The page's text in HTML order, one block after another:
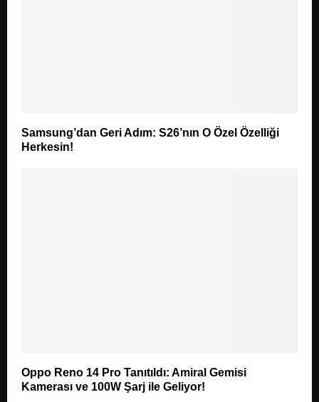
Samsung’dan Geri Adım: S26’nın O Özel Özelliği
Herkesin!
Oppo Reno 14 Pro Tanıtıldı: Amiral Gemisi
Kamerası ve 100W Şarj ile Geliyor!